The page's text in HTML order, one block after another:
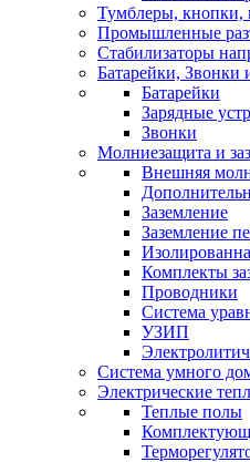
Тумблеры, кнопки,
Промышленные
Стабилизаторы
Батарейки, Звонки
Батарейки
Зарядные
Звонки
Молниезащита и
Внешняя
Заземление
Заземление
Комплекты
Проводники
Система
УЗИП
Система умного
Электрические
Теплые полы